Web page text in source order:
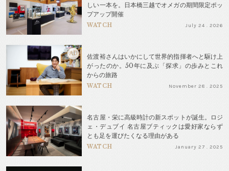
しい一本を。日本橋三越でオメガの期間限定ポッ
プアップ開催
WATCH July 24 . 2026
AD
佐渡裕さんはいかにして世界的指揮者へと駆け上
がったのか。50年に及ぶ「探求」の歩みとこれ
からの旅路
WATCH November 28 . 2025
名古屋・栄に高級時計の新スポットが誕生。ロジ
ェ・デュブイ 名古屋ブティックは愛好家ならず
とも足を運びたくなる理由がある
WATCH January 27 . 2025